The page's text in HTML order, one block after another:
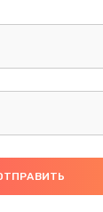
1495 руб.